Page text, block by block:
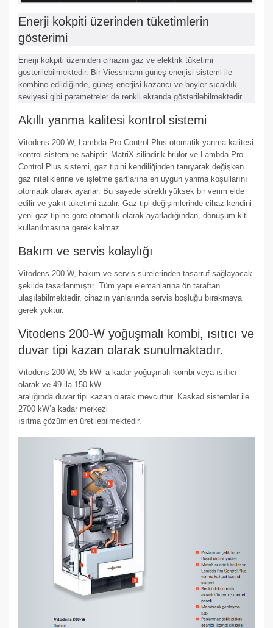
Enerji kokpiti üzerinden tüketimlerin
gösterimi
Enerji kokpiti üzerinden cihazın gaz ve elektrik tüketimi
gösterilebilmektedir. Bir Viessmann güneş enerjisi sistemi ile
kombine edildiğinde, güneş enerjisi kazancı ve boyler sıcaklık
seviyesi gibi parametreler de renkli ekranda gösterilebilmektedir.
Akıllı yanma kalitesi kontrol sistemi
Vitodens 200-W, Lambda Pro Control Plus otomatik yanma kalitesi
kontrol sistemine sahiptir. MatriX-silindirik brülör ve Lambda Pro
Control Plus sistemi, gaz tipini kendiliğinden tanıyarak değişken
gaz niteliklerine ve işletme şartlarına en uygun yanma koşullarını
otomatik olarak ayarlar. Bu sayede sürekli yüksek bir verim elde
edilir ve yakıt tüketimi azalır. Gaz tipi değişimlerinde cihaz kendini
yeni gaz tipine göre otomatik olarak ayarladığından, dönüşüm kiti
kullanılmasına gerek kalmaz.
Bakım ve servis kolaylığı
Vitodens 200-W, bakım ve servis sürelerinden tasarruf sağlayacak
şekilde tasarlanmıştır. Tüm yapı elemanlarına ön taraftan
ulaşılabilmektedir, cihazın yanlarında servis boşluğu bırakmaya
gerek yoktur.
Vitodens 200-W yoğuşmalı kombi, ısıtıcı ve
duvar tipi kazan olarak sunulmaktadır.
Vitodens 200-W, 35 kW’ a kadar yoğuşmalı kombi veya ısıtıcı
olarak ve 49 ila 150 kW
aralığında duvar tipi kazan olarak mevcuttur. Kaskad sistemler ile
2700 kW’a kadar merkezi
ısıtma çözümleri üretilebilmektedir.